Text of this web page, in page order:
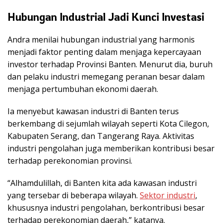
Hubungan Industrial Jadi Kunci Investasi
Andra menilai hubungan industrial yang harmonis
menjadi faktor penting dalam menjaga kepercayaan
investor terhadap Provinsi Banten. Menurut dia, buruh
dan pelaku industri memegang peranan besar dalam
menjaga pertumbuhan ekonomi daerah.
Ia menyebut kawasan industri di Banten terus
berkembang di sejumlah wilayah seperti Kota Cilegon,
Kabupaten Serang, dan Tangerang Raya. Aktivitas
industri pengolahan juga memberikan kontribusi besar
terhadap perekonomian provinsi.
“Alhamdulillah, di Banten kita ada kawasan industri
yang tersebar di beberapa wilayah. Sektor industri,
khususnya industri pengolahan, berkontribusi besar
terhadap perekonomian daerah,” katanya.